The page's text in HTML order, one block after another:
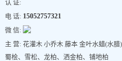
认 证:
电 话: 15052757321
微 信:
主 营: 花灌木 小乔木 藤本 金叶水蜡(水
蜀桧、雪松、龙柏、洒金柏、铺地柏